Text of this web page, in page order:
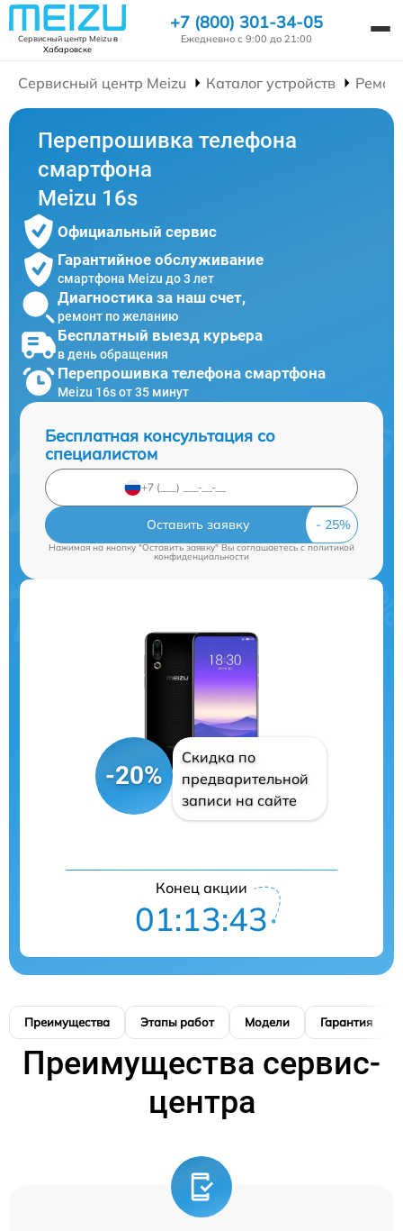
Сервисный центр Meizuв
Хабаровске
+7 (800) 301-34-05
Ежедневно с 9:00 до 21:00
Сервисный центр Meizu Каталог устройств
Перепрошивка телефона
смартфона
Meizu 16s
Официальный сервис
Гарантийное обслуживание
смартфона Meizu до 3 лет
Диагностика за наш счет,
ремонт по желанию
Бесплатный выезд курьера
в день обращения
Перепрошивка телефона смартфона
Meizu 16s от 35 минут
Бесплатная консультация со
специалистом
Оставить заявку
Нажимая на кнопку "Оставить заявку" Вы соглашаетесь cполитикой
конфиденциальности
-20%
Скидка по
предварительной
записи на сайте
Конец акции
01:13:42
Преимущества Этапы работ Модели Гарантия
Преимущества сервис-
центра